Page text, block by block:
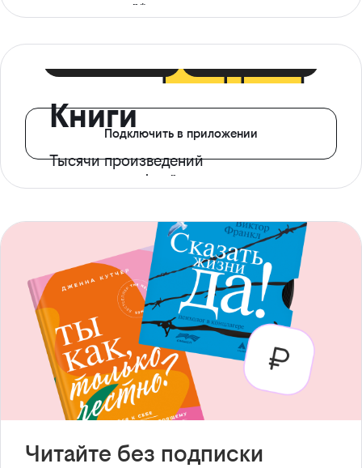
ограничений*
Книги
Тысячи произведений
с доступом офлайн
Подключить в приложении
Читайте без подписки